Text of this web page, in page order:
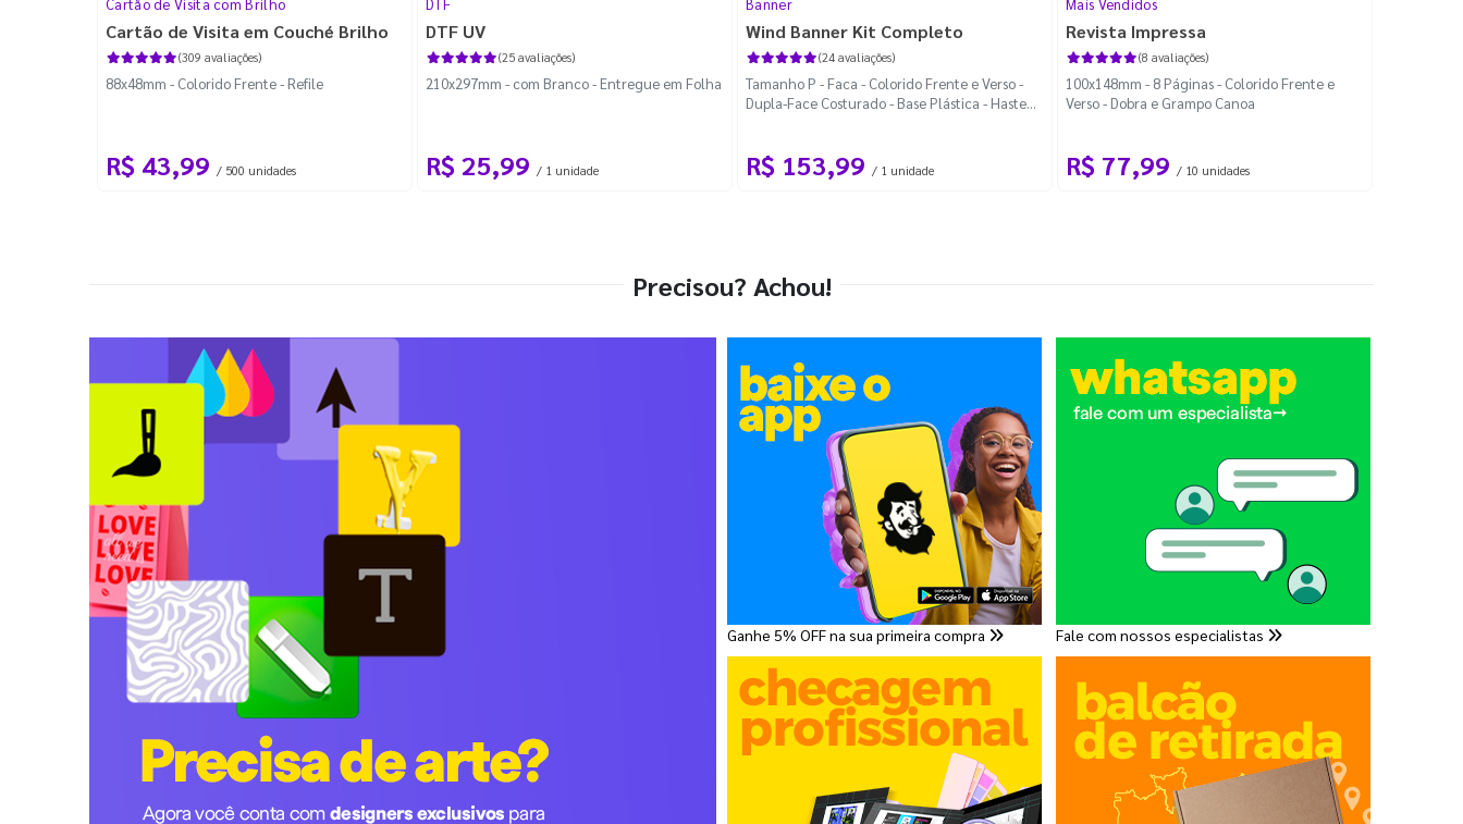
Cartão de Visita com Brilho
Cartão de Visita em Couché Brilho
(309 avaliações)
88x48mm - Colorido Frente - Refile
R$ 43,99 / 500 unidades
DTF
DTF UV
(25 avaliações)
210x297mm - com Branco - Entregue em Folha
R$ 25,99 / 1 unidade
Banner
Wind Banner Kit Completo
(24 avaliações)
Tamanho P - Faca - Colorido Frente e Verso -
Dupla-Face Costurado - Base Plástica - Haste
R$ 153,99 / 1 unidade
Mais Vendidos
Revista Impressa
(8 avaliações)
100x148mm - 8 Páginas - Colorido Frente e
Verso - Dobra e Grampo Canoa
R$ 77,99 / 10 unidades
Precisou? Achou!
Ganhe 5% OFF na sua primeira compra Fale com nossos especialistas